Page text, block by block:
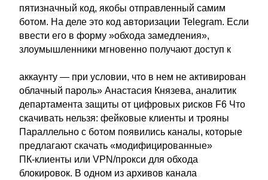
пятизначный код, якобы отправленный самим
ботом. На деле это код авторизации Telegram. Если
ввести его в форму »обхода замедления»,
злоумышленники мгновенно получают доступ к
аккаунту — при условии, что в нем не активирован
облачный пароль» Анастасия Князева, аналитик
департамента защиты от цифровых рисков F6 Что
скачивать нельзя: фейковые клиенты и трояны
Параллельно с ботом появились каналы, которые
предлагают скачать «модифицированные»
ПК‑клиенты или VPN/прокси для обхода
блокировок. В одном из архивов канала